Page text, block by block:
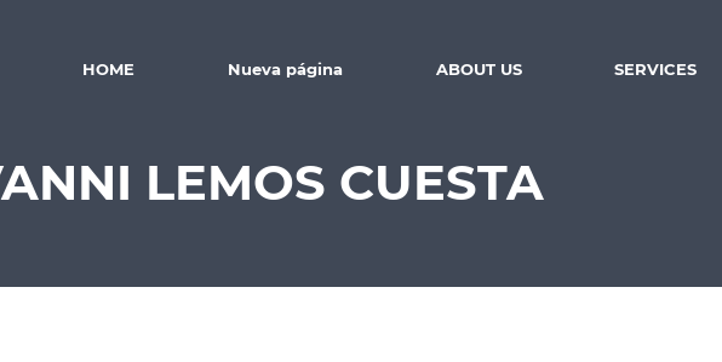
HOME Nueva página ABOUT US SERVICES
LEMOS CUESTA